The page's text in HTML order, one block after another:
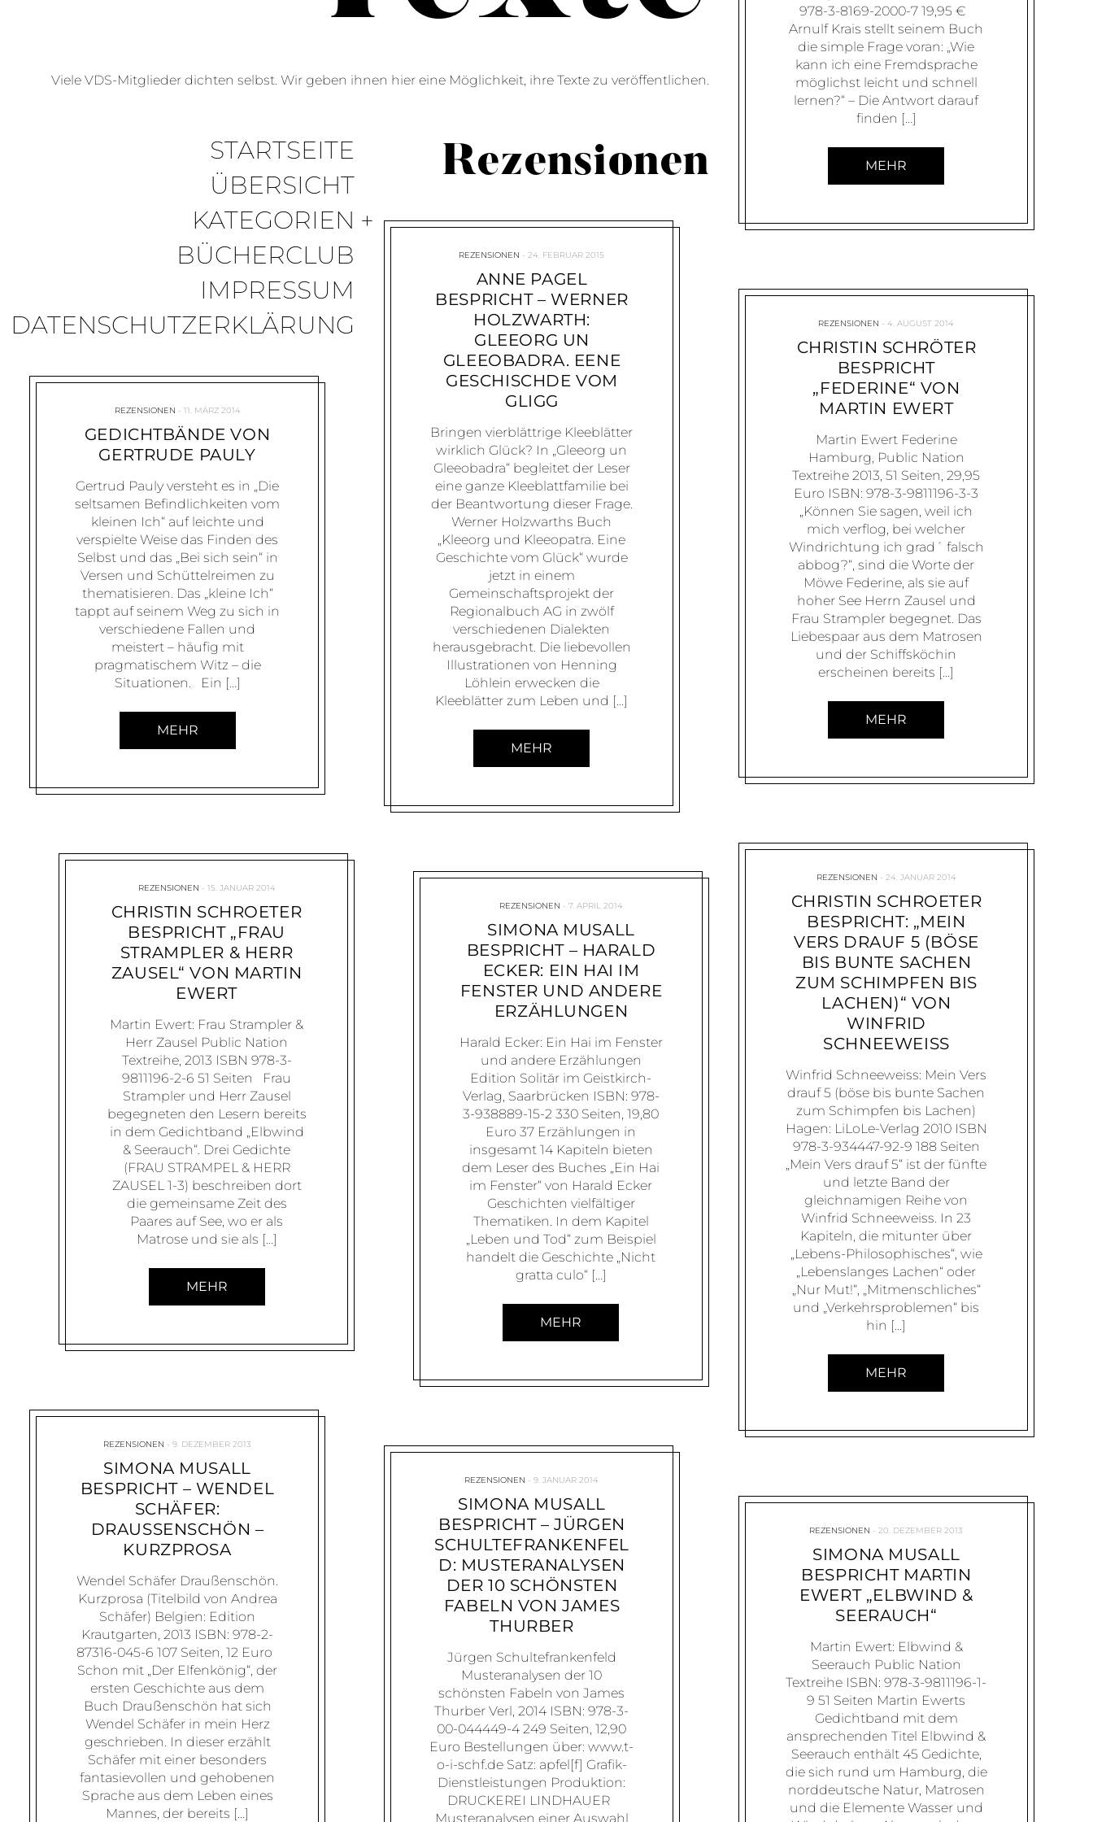
Viele VDS-Mitglieder dichten selbst. Wir geben ihnen hier eine Möglichkeit, ihre Texte zu veröffentlichen.
STARTSEITE
ÜBERSICHT
KATEGORIEN
BÜCHERCLUB
IMPRESSUM
DATENSCHUTZERKLÄRUNG
REZENSIONEN 11. MÄRZ 2014
GEDICHTBÄNDE VON
GERTRUDE PAULY
Gertrud Pauly versteht es in „Die
seltsamen Befindlichkeiten vom
kleinen Ich“ auf leichte und
verspielte Weise das Finden des
Selbst und das „Bei sich sein“ in
Versen und Schüttelreimen zu
thematisieren. Das „kleine Ich“
tappt auf seinem Weg zu sich in
verschiedene Fallen und
meistert – häufig mit
pragmatischem Witz – die
Situationen. Ein […]
MEHR
REZENSIONEN 15. JANUAR 2014
CHRISTIN SCHROETER
BESPRICHT „FRAU
STRAMPLER & HERR
ZAUSEL“ VON MARTIN
EWERT
Martin Ewert: Frau Strampler &
Herr Zausel Public Nation
Textreihe, 2013 ISBN 978-3-
9811196-2-6 51 Seiten Frau
Strampler und Herr Zausel
begegneten den Lesern bereits
in dem Gedichtband „Elbwind
& Seerauch“. Drei Gedichte
(FRAU STRAMPEL & HERR
ZAUSEL 1-3) beschreiben dort
die gemeinsame Zeit des
Paares auf See, wo er als
Matrose und sie als […]
MEHR
REZENSIONEN 9. DEZEMBER 2013
SIMONA MUSALL
BESPRICHT – WENDEL
SCHÄFER:
DRAUSSENSCHÖN – K
URZPROSA
Wendel Schäfer Draußenschön.
Kurzprosa (Titelbild von Andrea
Schäfer) Belgien: Edition
Krautgarten, 2013 ISBN: 978-2-
87316-045-6 107 Seiten, 12 Euro
Schon mit „Der Elfenkönig“, der
ersten Geschichte aus dem
Buch Draußenschön hat sich
Wendel Schäfer in mein Herz
geschrieben. In dieser erzählt
Schäfer mit einer besonders
fantasievollen und gehobenen
Sprache aus dem Leben eines
Mannes, der bereits […]
Rezensionen
REZENSIONEN 24. FEBRUAR 2015
ANNE PAGEL
BESPRICHT – WERNER
HOLZWARTH:
GLEEORG UN
GLEEOBADRA. EENE
GESCHISCHDE VOM
GLIGG
Bringen vierblättrige Kleeblätter
wirklich Glück? In „Gleeorg un
Gleeobadra“ begleitet der Leser
eine ganze Kleeblattfamilie bei
der Beantwortung dieser Frage.
Werner Holzwarths Buch
„Kleeorg und Kleeopatra. Eine
Geschichte vom Glück“ wurde
jetzt in einem
Gemeinschaftsprojekt der
Regionalbuch AG in zwölf
verschiedenen Dialekten
herausgebracht. Die liebevollen
Illustrationen von Henning
Löhlein erwecken die
Kleeblätter zum Leben und […]
MEHR
REZENSIONEN 7. APRIL 2014
SIMONA MUSALL
BESPRICHT – HARALD
ECKER: EIN HAI IM
FENSTER UND ANDERE
ERZÄHLUNGEN
Harald Ecker: Ein Hai im Fenster
und andere Erzählungen
Edition Solitär im Geistkirch-
Verlag, Saarbrücken ISBN: 978-
3-938889-15-2 330 Seiten, 19,80
Euro 37 Erzählungen in
insgesamt 14 Kapiteln bieten
dem Leser des Buches „Ein Hai
im Fenster“ von Harald Ecker
Geschichten vielfältiger
Thematiken. In dem Kapitel
„Leben und Tod“ zum Beispiel
handelt die Geschichte „Nicht
gratta culo“ […]
MEHR
REZENSIONEN 9. JANUAR 2014
SIMONA MUSALL
BESPRICHT – JÜRGEN
SCHULTEFRANKENFEL
D: MUSTERANALYSEN
DER 10 SCHÖNSTEN
FABELN VON JAMES
THURBER
Jürgen Schultefrankenfeld
Musteranalysen der 10
schönsten Fabeln von James
Thurber Verl, 2014 ISBN: 978-3-
00-044449-4 249 Seiten, 12,90
Euro Bestellungen über: www.t-
o-i-schf.de Satz: apfel[f] Grafik-
Dienstleistungen Produktion:
DRUCKEREI LINDHAUER
Musteranalysen einer Auswahl
978-3-8169-2000-7 19,95 €
Arnulf Krais stellt seinem Buch
die simple Frage voran: „Wie
kann ich eine Fremdsprache
möglichst leicht und schnell
lernen?“ – Die Antwort darauf
finden […]
MEHR
REZENSIONEN 4. AUGUST 2014
CHRISTIN SCHRÖTER
BESPRICHT
„FEDERINE“ VON
MARTIN EWERT
Martin Ewert Federine
Hamburg, Public Nation
Textreihe 2013, 51 Seiten, 29,95
Euro ISBN: 978-3-9811196-3-3
„Können Sie sagen, weil ich
mich verflog, bei welcher
Windrichtung ich grad´ falsch
abbog?“, sind die Worte der
Möwe Federine, als sie auf
hoher See Herrn Zausel und
Frau Strampler begegnet. Das
Liebespaar aus dem Matrosen
und der Schiffsköchin
erscheinen bereits […]
MEHR
REZENSIONEN 24. JANUAR 2014
CHRISTIN SCHROETER
BESPRICHT: „MEIN
VERS DRAUF 5 (BÖSE
BIS BUNTE SACHEN
ZUM SCHIMPFEN BIS
LACHEN)“ VON
WINFRID
SCHNEEWEISS
Winfrid Schneeweiss: Mein Vers
drauf 5 (böse bis bunte Sachen
zum Schimpfen bis Lachen)
Hagen: LiLoLe-Verlag 2010 ISBN
978-3-934447-92-9 188 Seiten
„Mein Vers drauf 5“ ist der fünfte
und letzte Band der
gleichnamigen Reihe von
Winfrid Schneeweiss. In 23
Kapiteln, die mitunter über
„Lebens-Philosophisches“, wie
„Lebenslanges Lachen“ oder
„Nur Mut!“, „Mitmenschliches“
und „Verkehrsproblemen“ bis
hin […]
MEHR
REZENSIONEN 20. DEZEMBER 2013
SIMONA MUSALL
BESPRICHT MARTIN
EWERT „ELBWIND &
SEERAUCH“
Martin Ewert: Elbwind &
Seerauch Public Nation
Textreihe ISBN: 978-3-9811196-1-
9 51 Seiten Martin Ewerts
Gedichtband mit dem
ansprechenden Titel Elbwind &
Seerauch enthält 45 Gedichte,
die sich rund um Hamburg, die
norddeutsche Natur, Matrosen
und die Elemente Wasser und